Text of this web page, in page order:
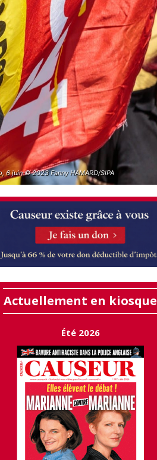
6 juin © 2023 Fanny HAMARD/SIPA
Actuellement en kiosque
Été 2026